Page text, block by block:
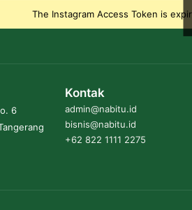
The Instagram Access Token is
6
Kontak
admin@nabitu.id
bisnis@nabitu.id
+62 822 1111 2275